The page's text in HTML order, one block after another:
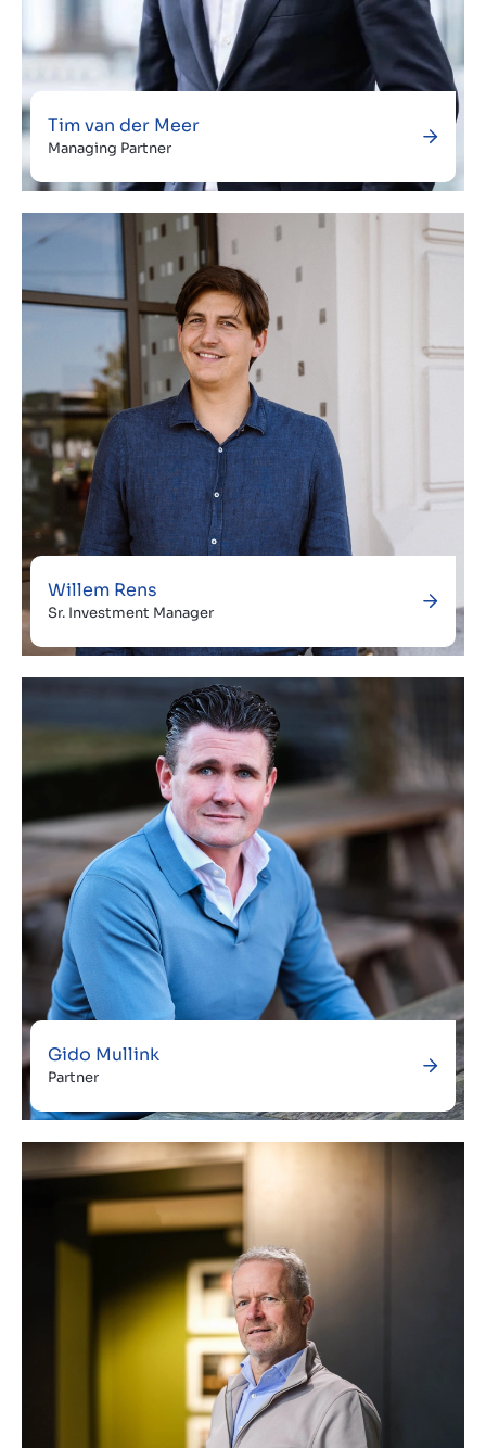
Tim van der Meer
Managing Partner
Willem Rens
Sr. Investment Manager
Gido Mullink
Partner